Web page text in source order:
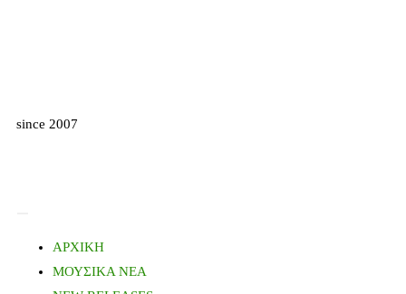
since 2007
ΑΡΧΙΚΗ
ΜΟΥΣΙΚΑ ΝΕΑ